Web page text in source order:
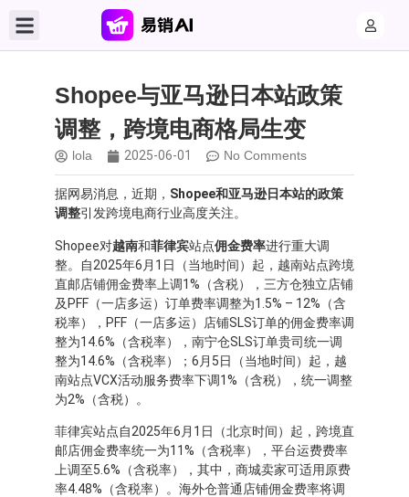
Shopee与亚马逊日本站政策
调整，跨境电商格局生变
lola 2025-06-01 No Comments
据网易消息，近期， Shopee和亚马逊日本站的政策
调整引发跨境电商行业高度关注。
Shopee对越南和菲律宾站点佣金费率进行重大调
整。自2025年6月1日（当地时间）起，越南站点跨境
直邮店铺佣金费率上调1%（含税），三方仓独立店铺
及PFF（一店多运）订单费率调整为1.5% – 12%（含
税率），PFF（一店多运）店铺SLS订单的佣金费率调
整为14.6%（含税率），南宁仓SLS订单贵司统一调
整为14.6%（含税率）；6月5日（当地时间）起，越
南站点VCX活动服务费率下调1%（含税），统一调整
为2%（含税）。
菲律宾站点自2025年6月1日（北京时间）起，跨境直
邮店佣金费率统一为11%（含税率），平台运费费率
上调至5.6%（含税率），其中，商城卖家可适用原费
率4.48%（含税率）。海外仓普通店铺佣金费率将调